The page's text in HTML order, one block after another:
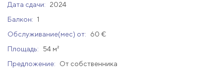
Дата сдачи:
2024
Балкон: 1
Обслуживание(мес) от:
60 €
Площадь:
54 м²
Предложение:
От собственника